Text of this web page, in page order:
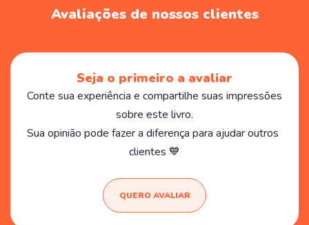
Avaliações de nossos clientes
Seja o primeiro a avaliar
Conte sua experiência e compartilhe suas impressões
sobre este livro.
Sua opinião pode fazer a diferença para ajudar outros
clientes 💙
QUERO AVALIAR